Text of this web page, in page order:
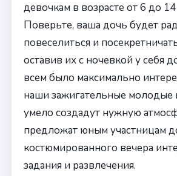
девочкам в возрасте от 6 до 14
Поверьте, ваша дочь будет
повеселиться и
оставив их с ночевкой у себя
всем было максимально
наши зажигательные
умело создадут нужную
предложат юным участницам
костюмированного вечера
задания и развлечения.